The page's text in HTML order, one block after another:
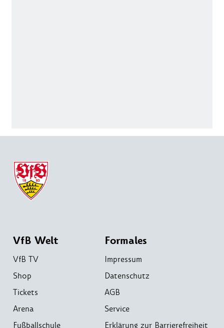
VfB Welt
VfB TV
Shop
Tickets
Arena
Fußballschule
Formales
Impressum
Datenschutz
AGB
Service
Erklärung zur Barrierefreiheit